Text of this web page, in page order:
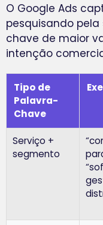
O Google Ads
pesquisando pela
chave de maior
intenção
Tipo de
Palavra-
Chave
Serviço +
segmento